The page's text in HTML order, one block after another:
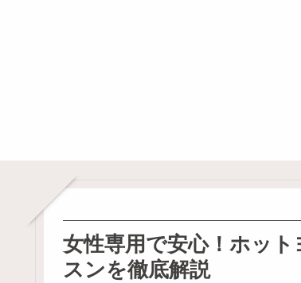
女性専用で安心！ホッ
スンを徹底解説